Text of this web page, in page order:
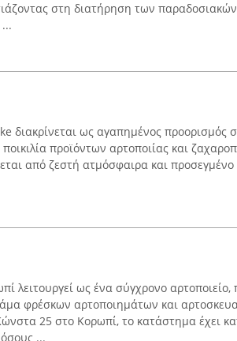
στη διατήρηση των
διακρίνεται ως αγαπημένος προορισμός
προϊόντων αρτοποιίας και
από ζεστή ατμόσφαιρα και
λειτουργεί ως ένα σύγχρονο αρτοποιείο,
φρέσκων αρτοποιημάτων και
25 στο Κορωπί, το κατάστημα έχει
...